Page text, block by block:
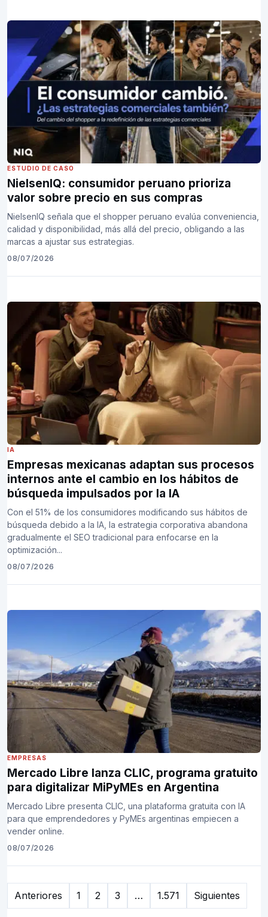
ESTUDIO DE CASO
NielsenIQ: consumidor peruano prioriza
valor sobre precio en sus compras
NielsenIQ señala que el shopper peruano evalúa conveniencia,
calidad y disponibilidad, más allá del precio, obligando a las
marcas a ajustar sus estrategias.
08/07/2026
IA
Empresas mexicanas adaptan sus procesos
internos ante el cambio en los hábitos de
búsqueda impulsados por la IA
Con el 51% de los consumidores modificando sus hábitos de
búsqueda debido a la IA, la estrategia corporativa abandona
gradualmente el SEO tradicional para enfocarse en la
optimización...
08/07/2026
EMPRESAS
Mercado Libre lanza CLIC, programa gratuito
para digitalizar MiPyMEs en Argentina
Mercado Libre presenta CLIC, una plataforma gratuita con IA
para que emprendedores y PyMEs argentinas empiecen a
vender online.
08/07/2026
Paginación
Anteriores 1 2 3 … 1.571 Siguientes